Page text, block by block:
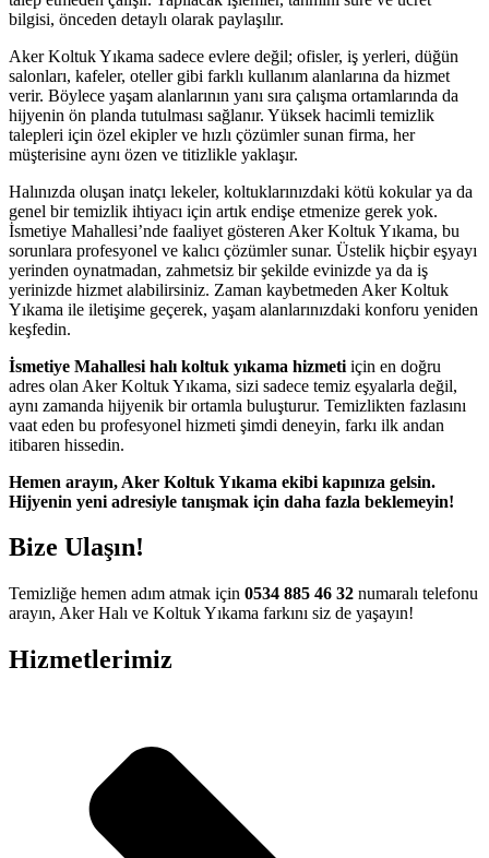
bilgisi, önceden detaylı olarak paylaşılır.
Aker Koltuk Yıkama sadece evlere değil; ofisler, iş yerleri, düğün
salonları, kafeler, oteller gibi farklı kullanım alanlarına da hizmet
verir. Böylece yaşam alanlarının yanı sıra çalışma ortamlarında da
hijyenin ön planda tutulması sağlanır. Yüksek hacimli temizlik
talepleri için özel ekipler ve hızlı çözümler sunan firma, her
müşterisine aynı özen ve titizlikle yaklaşır.
Halınızda oluşan inatçı lekeler, koltuklarınızdaki kötü kokular ya da
genel bir temizlik ihtiyacı için artık endişe etmenize gerek yok.
İsmetiye Mahallesi’nde faaliyet gösteren Aker Koltuk Yıkama, bu
sorunlara profesyonel ve kalıcı çözümler sunar. Üstelik hiçbir eşyayı
yerinden oynatmadan, zahmetsiz bir şekilde evinizde ya da iş
yerinizde hizmet alabilirsiniz. Zaman kaybetmeden Aker Koltuk
Yıkama ile iletişime geçerek, yaşam alanlarınızdaki konforu yeniden
keşfedin.
İsmetiye Mahallesi halı koltuk yıkama hizmeti için en doğru
adres olan Aker Koltuk Yıkama, sizi sadece temiz eşyalarla değil,
aynı zamanda hijyenik bir ortamla buluşturur. Temizlikten fazlasını
vaat eden bu profesyonel hizmeti şimdi deneyin, farkı ilk andan
itibaren hissedin.
Hemen arayın, Aker Koltuk Yıkama ekibi kapınıza gelsin.
Hijyenin yeni adresiyle tanışmak için daha fazla beklemeyin!
Bize Ulaşın!
Temizliğe hemen adım atmak için 0534 885 46 32 numaralı telefonu
arayın, Aker Halı ve Koltuk Yıkama farkını siz de yaşayın!
Hizmetlerimiz